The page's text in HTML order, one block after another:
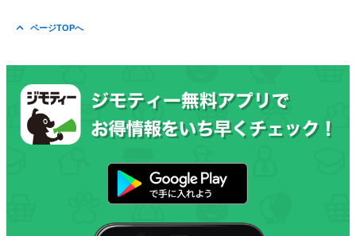
ページTOPへ